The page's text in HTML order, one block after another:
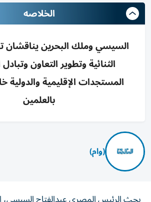
الخلاصه
السيسي وملك البحرين يناقشان
الثنائية وتطوير التعاون
المستجدات الإقليمية والدولية
بالعلمين
(وام)